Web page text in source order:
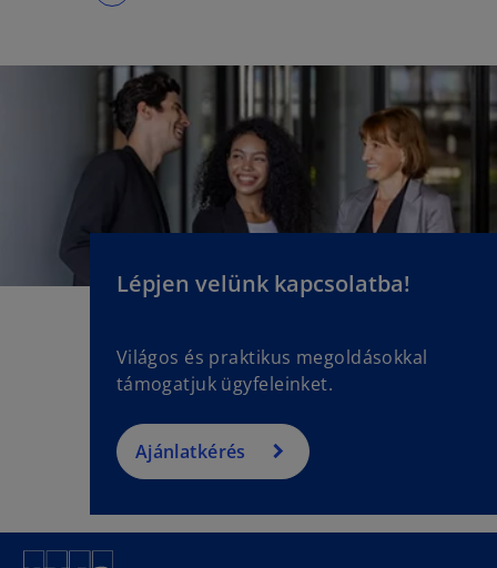
Lépjen velünk kapcsolatba!
Világos és praktikus megoldásokkal
támogatjuk ügyfeleinket.
Ajánlatkérés